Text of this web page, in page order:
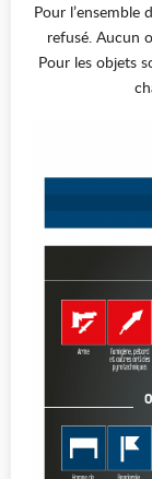
Pour l’ensemble
refusé. Aucun
Pour les objets